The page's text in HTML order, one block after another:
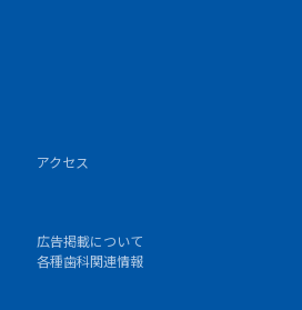
アクセス
広告掲載について
各種歯科関連情報